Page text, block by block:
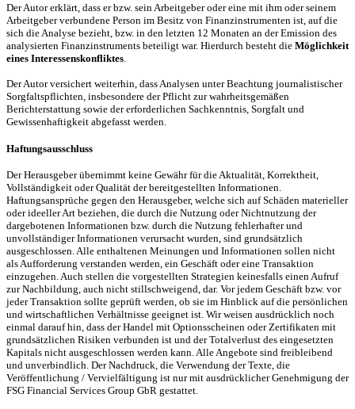
Der Autor erklärt, dass er bzw. sein Arbeitgeber oder eine mit ihm oder seinem
Arbeitgeber verbundene Person im Besitz von Finanzinstrumenten ist, auf die
sich die Analyse bezieht, bzw. in den letzten 12 Monaten an der Emission des
analysierten Finanzinstruments beteiligt war. Hierdurch besteht die Möglichkeit
eines Interessenskonfliktes
Der Autor versichert weiterhin, dass Analysen unter Beachtung journalistischer
Sorgfaltspflichten, insbesondere der Pflicht zur wahrheitsgemäßen
Berichterstattung sowie der erforderlichen Sachkenntnis, Sorgfalt und
Gewissenhaftigkeit abgefasst werden.
Haftungsausschluss
Der Herausgeber übernimmt keine Gewähr für die Aktualität, Korrektheit,
Vollständigkeit oder Qualität der bereitgestellten Informationen.
Haftungsansprüche gegen den Herausgeber, welche sich auf Schäden materieller
oder ideeller Art beziehen, die durch die Nutzung oder Nichtnutzung der
dargebotenen Informationen bzw. durch die Nutzung fehlerhafter und
unvollständiger Informationen verursacht wurden, sind grundsätzlich
ausgeschlossen. Alle enthaltenen Meinungen und Informationen sollen nicht
als Aufforderung verstanden werden, ein Geschäft oder eine Transaktion
einzugehen. Auch stellen die vorgestellten Strategien keinesfalls einen Aufruf
zur Nachbildung, auch nicht stillschweigend, dar. Vor jedem Geschäft bzw. vor
jeder Transaktion sollte geprüft werden, ob sie im Hinblick auf die persönlichen
und wirtschaftlichen Verhältnisse geeignet ist. Wir weisen ausdrücklich noch
einmal darauf hin, dass der Handel mit Optionsscheinen oder Zertifikaten mit
grundsätzlichen Risiken verbunden ist und der Totalverlust des eingesetzten
Kapitals nicht ausgeschlossen werden kann. Alle Angebote sind freibleibend
und unverbindlich. Der Nachdruck, die Verwendung der Texte, die
Veröffentlichung / Vervielfältigung ist nur mit ausdrücklicher Genehmigung der
FSG Financial Services Group GbR gestattet.